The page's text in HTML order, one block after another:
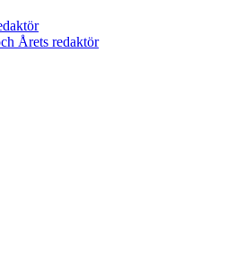
Årets redaktör